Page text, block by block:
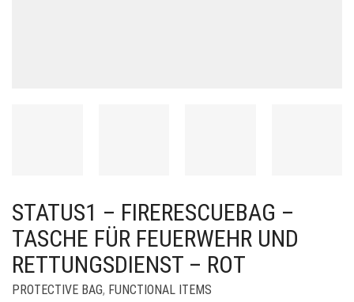
STATUS1 – FIRERESCUEBAG –
TASCHE FÜR FEUERWEHR UND
RETTUNGSDIENST – ROT
PROTECTIVE BAG, FUNCTIONAL ITEMS